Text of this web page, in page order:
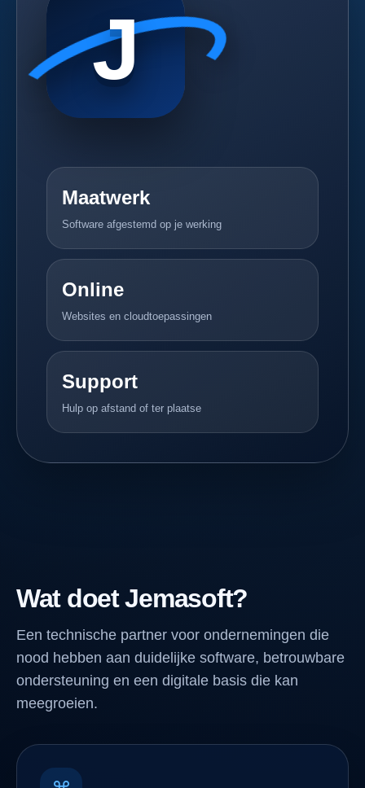
J
Maatwerk
Software afgestemd op je werking
Online
Websites en cloudtoepassingen
Support
Hulp op afstand of ter plaatse
Wat doet Jemasoft?
Een technische partner voor ondernemingen die
nood hebben aan duidelijke software, betrouwbare
ondersteuning en een digitale basis die kan
meegroeien.